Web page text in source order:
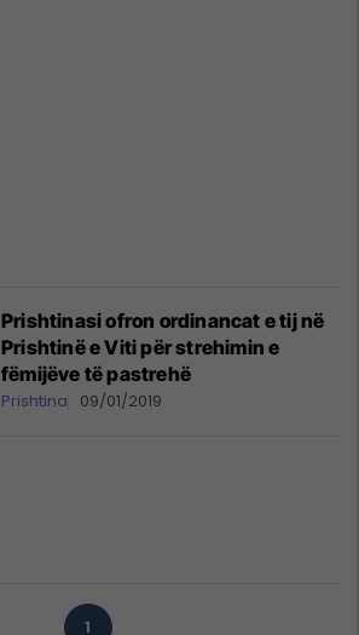
Prishtinasi ofron ordinancat e tij në
Prishtinë e Viti për strehimin e
fëmijëve të pastrehë
Prishtina 09/01/2019
1